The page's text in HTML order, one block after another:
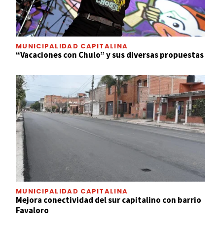
MUNICIPALIDAD CAPITALINA
“Vacaciones con Chulo” y sus diversas propuestas
MUNICIPALIDAD CAPITALINA
Mejora conectividad del sur capitalino con barrio
Favaloro